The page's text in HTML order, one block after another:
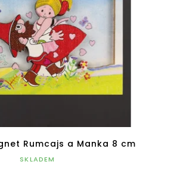
Rumcajs a Manka 8 cm
SKLADEM